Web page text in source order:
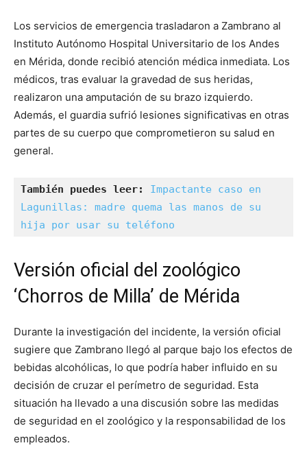
Los servicios de emergencia trasladaron a Zambrano al
Instituto Autónomo Hospital Universitario de los Andes
en Mérida, donde recibió atención médica inmediata. Los
médicos, tras evaluar la gravedad de sus heridas,
realizaron una amputación de su brazo izquierdo.
Además, el guardia sufrió lesiones significativas en otras
partes de su cuerpo que comprometieron su salud en
general.
También puedes leer:
Impactante caso en
Lagunillas: madre quema las manos de su
hija por usar su teléfono
Versión oficial del zoológico
‘Chorros de Milla’ de Mérida
Durante la investigación del incidente, la versión oficial
sugiere que Zambrano llegó al parque bajo los efectos de
bebidas alcohólicas, lo que podría haber influido en su
decisión de cruzar el perímetro de seguridad. Esta
situación ha llevado a una discusión sobre las medidas
de seguridad en el zoológico y la responsabilidad de los
empleados.